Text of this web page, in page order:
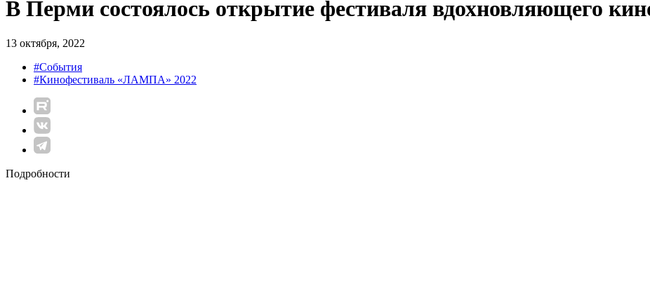
В Перми состоялось открытие фестиваля вдохновляющего
13 октября, 2022
#События
#Кинофестиваль «ЛАМПА» 2022
Подробности